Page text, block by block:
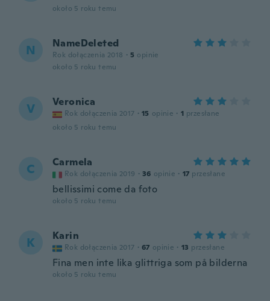
około 5 roku temu
N NameDeleted
Rok dołączenia 2018 · 5 opinie
około 5 roku temu
V Veronica
Rok dołączenia 2017 · 15 opinie · 1 przesłane
około 5 roku temu
C Carmela
Rok dołączenia 2019 · 36 opinie · 17 przesłane
bellissimi come da foto
około 5 roku temu
K Karin
Rok dołączenia 2017 · 67 opinie · 13 przesłane
Fina men inte lika glittriga som på bilderna
około 5 roku temu